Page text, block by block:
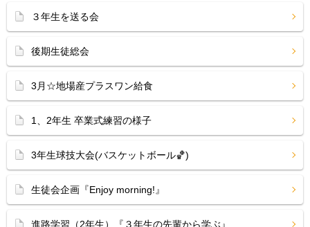
３年生を送る会
後期生徒総会
3月☆地場産プラスワン給食
1、2年生 卒業式練習の様子
3年生球技大会(バスケットボール🏀)
生徒会企画『Enjoy morning!』
進路学習（2年生）『３年生の先輩から学ぶ』